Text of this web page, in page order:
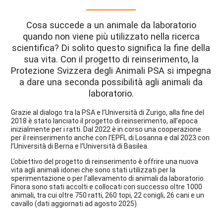
Cosa succede a un animale da laboratorio
quando non viene più utilizzato nella ricerca
scientifica? Di solito questo significa la fine della
sua vita. Con il progetto di reinserimento, la
Protezione Svizzera degli Animali PSA si impegna
a dare una seconda possibilità agli animali da
laboratorio.
Grazie al dialogo tra la PSA e l’Università di Zurigo, alla fine del
2018 è stato lanciato il progetto di reinserimento, all’epoca
inizialmente per i ratti. Dal 2022 è in corso una cooperazione
per il reinserimento anche con l’EPFL di Losanna e dal 2023 con
l’Università di Berna e l’Università di Basilea.
L’obiettivo del progetto di reinserimento è offrire una nuova
vita agli animali idonei che sono stati utilizzati per la
sperimentazione o per l’allevamento di animali da laboratorio.
Finora sono stati accolti e collocati con successo oltre 1000
animali, tra cui oltre 750 ratti, 260 topi, 22 conigli, 26 cani e un
cavallo (dati aggiornati ad agosto 2025).